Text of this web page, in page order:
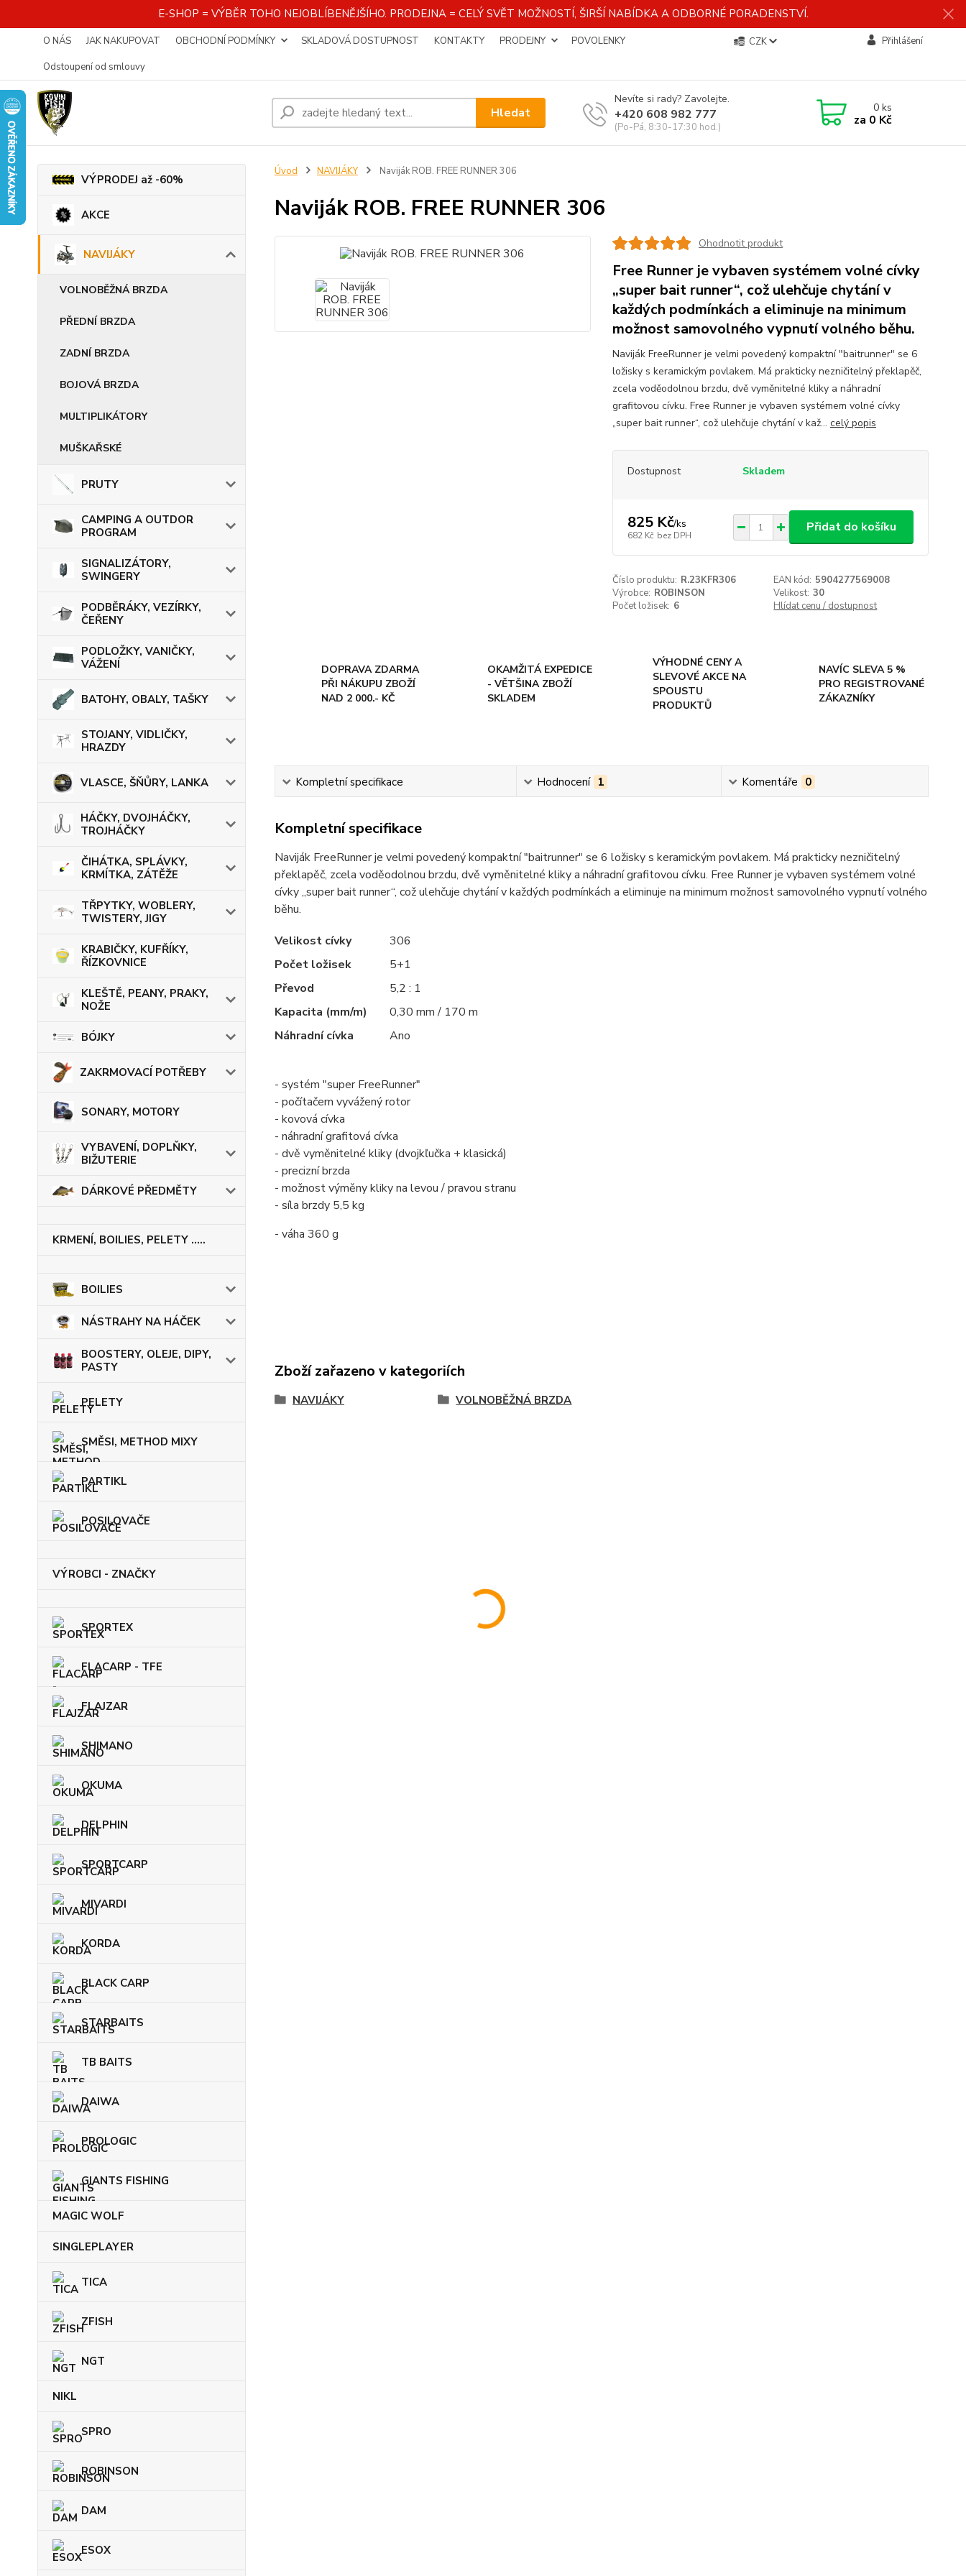
E-SHOP = VÝBĚR TOHO NEJOBLÍBENĚJŠÍHO. PRODEJNA = CELÝ SVĚT MOŽNOSTÍ, ŠIRŠÍ NABÍDKA A ODBORNÉ PORADENSTVÍ.
O NÁS JAK NAKUPOVAT OBCHODNÍ PODMÍNKY SKLADOVÁ DOSTUPNOST KONTAKTY PRODEJNY
POVOLENKY
Odstoupení od smlouvy
CZK Přihlášení
Hledat
Nevíte si rady? Zavolejte.
+420 608 982 777
(Po-Pá, 8:30-17:30 hod.)
0ks
za 0 Kč
VÝPRODEJ až -60%
AKCE
NAVIJÁKY
VOLNOBĚŽNÁ BRZDA
PŘEDNÍ BRZDA
ZADNÍ BRZDA
BOJOVÁ BRZDA
MULTIPLIKÁTORY
MUŠKAŘSKÉ
PRUTY
CAMPING A OUTDOR
PROGRAM
SIGNALIZÁTORY,
SWINGERY
PODBĚRÁKY, VEZÍRKY,
ČEŘENY
PODLOŽKY, VANIČKY,
VÁŽENÍ
BATOHY, OBALY, TAŠKY
STOJANY, VIDLIČKY,
HRAZDY
VLASCE, ŠŇŮRY, LANKA
HÁČKY, DVOJHÁČKY,
TROJHÁČKY
ČIHÁTKA, SPLÁVKY,
KRMÍTKA, ZÁTĚŽE
TŘPYTKY, WOBLERY,
TWISTERY, JIGY
KRABIČKY, KUFŘÍKY,
ŘÍZKOVNICE
KLEŠTĚ, PEANY, PRAKY,
NOŽE
BÓJKY
ZAKRMOVACÍ POTŘEBY
SONARY, MOTORY
VYBAVENÍ, DOPLŇKY,
BIŽUTERIE
DÁRKOVÉ PŘEDMĚTY
KRMENÍ, BOILIES, PELETY .....
BOILIES
NÁSTRAHY NA HÁČEK
BOOSTERY, OLEJE, DIPY,
PASTY
PELETY
SMĚSI, METHOD MIXY
PARTIKL
POSILOVAČE
VÝROBCI - ZNAČKY
SPORTEX
FLACARP - TFE
FLAJZAR
SHIMANO
OKUMA
DELPHIN
SPORTCARP
MIVARDI
KORDA
BLACK CARP
STARBAITS
TB BAITS
DAIWA
PROLOGIC
GIANTS FISHING
MAGIC WOLF
SINGLEPLAYER
TICA
ZFISH
NGT
NIKL
SPRO
ROBINSON
DAM
ESOX
Úvod NAVIJÁKY Naviják ROB. FREE RUNNER 306
Naviják ROB. FREE RUNNER 306
Ohodnotit produkt
Free Runner je vybaven systémem volné cívky
„super bait runner“, což ulehčuje chytání v
každých podmínkách a eliminuje na minimum
možnost samovolného vypnutí volného běhu.
Naviják FreeRunner je velmi povedený kompaktní "baitrunner" se 6
ložisky s keramickým povlakem. Má prakticky nezničitelný překlapěč,
zcela voděodolnou brzdu, dvě vyměnitelné kliky a náhradní
grafitovou cívku. Free Runner je vybaven systémem volné cívky
„super bait runner“, což ulehčuje chytání v kaž... celý popis
Dostupnost Skladem
825 Kč/ks
682 Kč bez DPH
Přidat do košíku
Číslo produktu: R.23KFR306 EAN kód: 5904277569008
Výrobce: ROBINSON Velikost: 30
Počet ložisek: 6 Hlídat cenu / dostupnost
DOPRAVA ZDARMA
PŘI NÁKUPU ZBOŽÍ
NAD 2 000.- KČ
OKAMŽITÁ EXPEDICE
- VĚTŠINA ZBOŽÍ
SKLADEM
VÝHODNÉ CENY A
SLEVOVÉ AKCE NA
SPOUSTU
PRODUKTŮ
NAVÍC SLEVA 5 %
PRO REGISTROVANÉ
ZÁKAZNÍKY
Kompletní specifikace Hodnocení 1 Komentáře 0
Kompletní specifikace
Naviják FreeRunner je velmi povedený kompaktní "baitrunner" se 6 ložisky s keramickým povlakem. Má prakticky nezničitelný
překlapěč, zcela voděodolnou brzdu, dvě vyměnitelné kliky a náhradní grafitovou cívku. Free Runner je vybaven systémem volné
cívky „super bait runner“, což ulehčuje chytání v každých podmínkách a eliminuje na minimum možnost samovolného vypnutí volného
běhu.
Velikost cívky
306
Počet ložisek
5+1
Převod
5,2 : 1
Kapacita (mm/m)
0,30 mm / 170 m
Náhradní cívka
Ano
- systém "super FreeRunner"
- počítačem vyvážený rotor
- kovová cívka
- náhradní grafitová cívka
- dvě vyměnitelné kliky (dvojkľučka + klasická)
- precizní brzda
- možnost výměny kliky na levou / pravou stranu
- síla brzdy 5,5 kg
- váha 360 g
Zboží zařazeno v kategoriích
NAVIJÁKY VOLNOBĚŽNÁ BRZDA